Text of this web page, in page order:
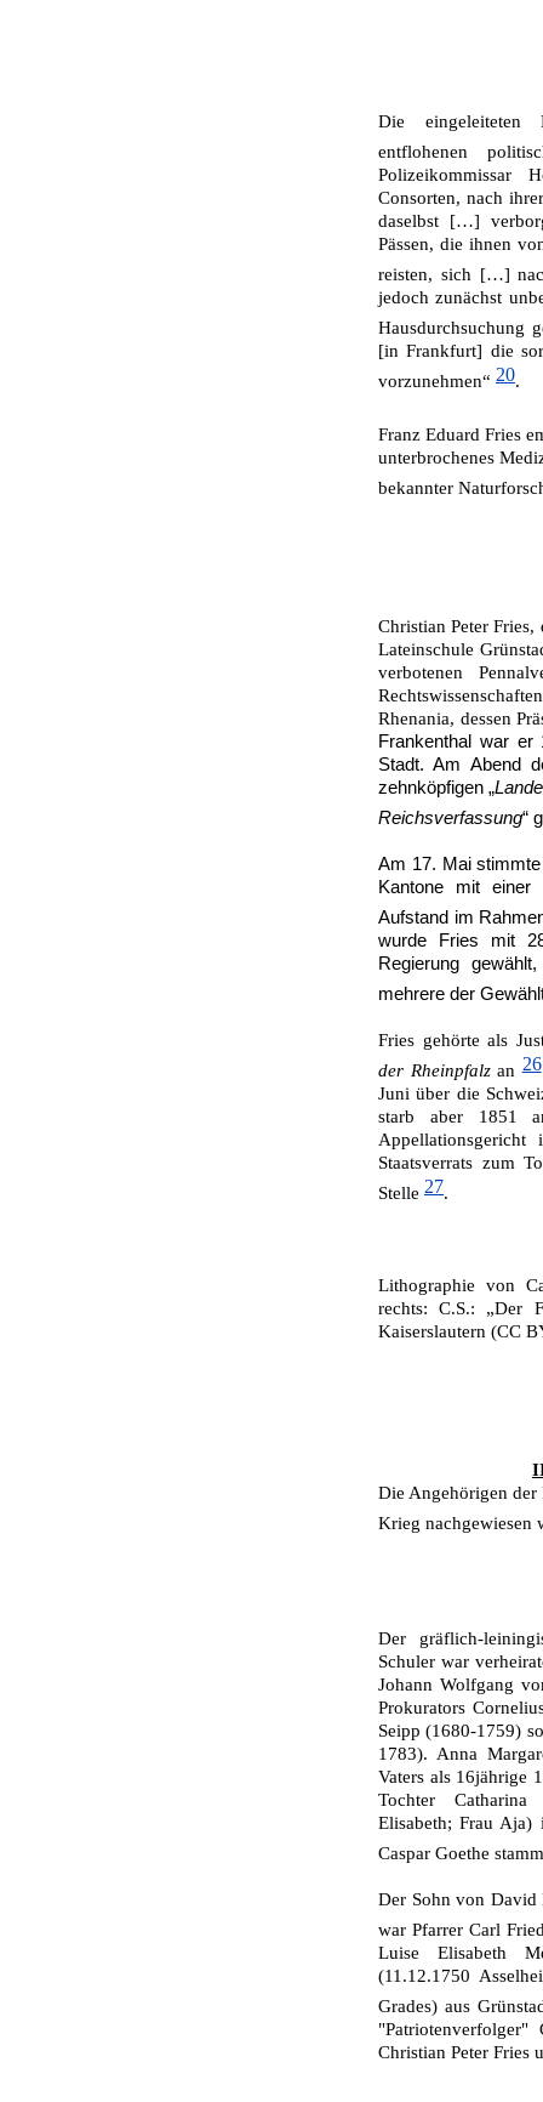
Die eingeleiteten
entflohenen
Polizeikommissar
Consorten, nach
daselbst […]
Pässen, die ihnen
reisten, sich […]
jedoch zunächst
Hausdurchsuchung
[in Frank­furt] die
vorzunehmen“ 20.
Franz Eduard Fries
unterbrochenes
bekannter
Christian Peter
Lateinschule
verbotenen
Rhenania, dessen
Frankenthal war er
Stadt. Am Abend
zehnköpfi­gen „
Reichsverfas­sung“
Am 17. Mai
Kantone mit einer
Aufstand im
wurde Fries mit
Regierung
mehrere der
Fries gehörte als
der Rheinpfalz an26
Juni über die
starb aber 1851
Staatsverrats zum
Stelle 27.
Lithographie von
rechts: C.S.: „Der
Kaiserslautern (CC
Die Angehörigen der
Krieg nachgewiesen
Der gräflich-
Schuler war
Johann Wolfgang
Prokurators
Seipp (1680-1759)
1783). Anna
Vaters als 16jährige
Tochter Catharina
Elisabeth; Frau Aja)
Caspar Goethe
Der Sohn von David
war Pfarrer Carl
Luise Elisabeth
(11.12.1750
Grades) aus
Christian Peter Fries